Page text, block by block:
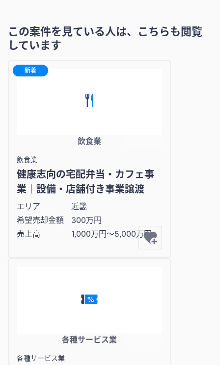
この案件を見ている人は、こちらも閲覧
しています
新着
飲食業
飲食業
健康志向の宅配弁当・カフェ事
業｜設備・店舗付き事業譲渡
エリア
近畿
希望売却金額
300万円
売上高
1,000万円〜5,000万円
各種サービス業
各種サービス業